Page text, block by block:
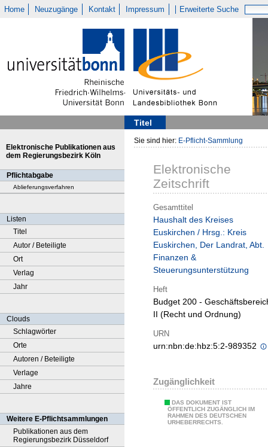
Home Neuzugänge Kontakt Impressum Erweiterte Suche
Titel
Elektronische Publikationen aus
dem Regierungsbezirk Köln
Pflichtabgabe
Ablieferungsverfahren
Listen
Titel
Autor / Beteiligte
Ort
Verlag
Jahr
Clouds
Schlagwörter
Orte
Autoren / Beteiligte
Verlage
Jahre
Weitere E-Pflichtsammlungen
Publikationen aus dem
Regierungsbezirk Düsseldorf
Sie sind hier: E-Pflicht-Sammlung
Elektronische
Zeitschrift
Gesamttitel
Haushalt des Kreises
Euskirchen / Hrsg.: Kreis
Euskirchen, Der Landrat, Abt.
Finanzen &
Steuerungsunterstützung
Heft
Budget 200 -
II (Recht und Ordnung)
URN
urn:nbn:de:hbz:5:2-989352
Zugänglichkeit
DAS DOKUMENT IST
ÖFFENTLICH ZUGÄNGLICH IM
RAHMEN DES DEUTSCHEN
URHEBERRECHTS.